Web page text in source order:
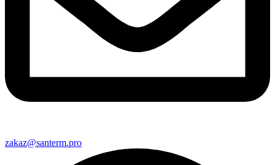
zakaz@santerm.pro